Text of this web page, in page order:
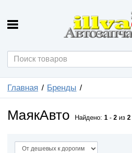
Главная Бренды
МаякАвто Найдено: 1 - 2 из 2